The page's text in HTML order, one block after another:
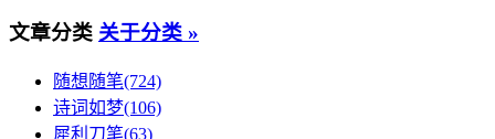
文章分类 关于分类 »
随想随笔(724)
诗词如梦(106)
犀利刀笔(63)